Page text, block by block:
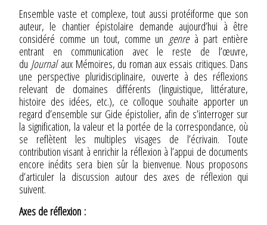
Ensemble vaste et complexe, tout aussi protéiforme que son
auteur, le chantier épistolaire demande aujourd’hui à être
considéré comme un tout, comme un genre à part entière
entrant en communication avec le reste de l’œuvre,
du Journal aux Mémoires, du roman aux essais critiques. Dans
une perspective pluridisciplinaire, ouverte à des réflexions
relevant de domaines différents (linguistique, littérature,
histoire des idées, etc.), ce colloque souhaite apporter un
regard d’ensemble sur Gide épistolier, afin de s’interroger sur
la signification, la valeur et la portée de la correspondance, où
se reflètent les multiples visages de l’écrivain. Toute
contribution visant à enrichir la réflexion à l’appui de documents
encore inédits sera bien sûr la bienvenue. Nous proposons
d’articuler la discussion autour des axes de réflexion qui
suivent.
Axes de réflexion :